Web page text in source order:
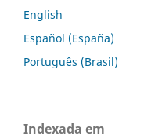
English
Español (España)
Português (Brasil)
Indexada em